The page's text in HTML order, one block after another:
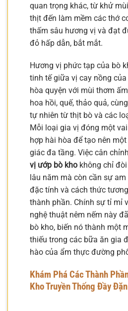
quan trọng khác, từ khử
thịt đến làm mềm các thớ
thấm sâu hương vị và đạt
đỏ hấp dẫn, bắt mắt.
Hương vị phức tạp của bò
tinh tế giữa vị cay nồng
hòa quyện với mùi thơm
hoa hồi, quế, thảo quả,
tự nhiên từ thịt bò và các
Mỗi loại gia vị đóng một
hợp hài hòa để tạo nên
giác đa tầng. Việc cân
vị ướp bò kho không chỉ
lâu năm mà còn cần sự
đặc tính và cách thức
thành phần. Chính sự tỉ mỉ
nghệ thuật nêm nếm này
bò kho, biến nó thành một
thiếu trong các bữa ăn gia
hào của ẩm thực đường
Khám Phá Các Thành
Kho Truyền Thống Đầy